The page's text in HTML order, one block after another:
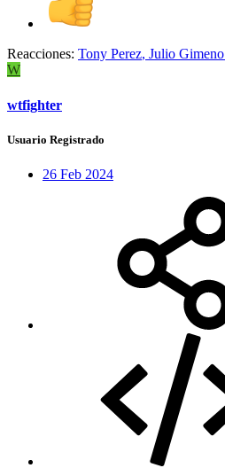
Reacciones: Tony Perez, Julio Gimeno
W
wtfighter
Usuario Registrado
26 Feb 2024